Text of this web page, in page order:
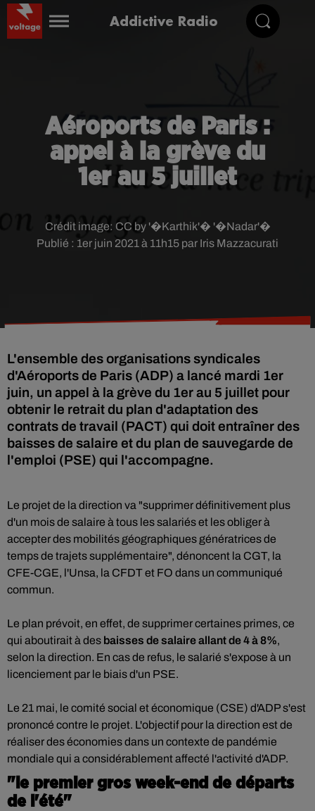
Addictive Radio
Aéroports de Paris :
appel à la grève du
1er au 5 juillet
Publié : 1er juin 2021 à 11h15 par Iris Mazzacurati
Crédit image: CC by '�Karthik'� '�Nadar'�
L'ensemble des organisations syndicales
d'Aéroports de Paris (ADP) a lancé mardi 1er
juin, un appel à la grève du 1er au 5 juillet pour
obtenir le retrait du plan d'adaptation des
contrats de travail (PACT) qui doit entraîner des
baisses de salaire et du plan de sauvegarde de
l'emploi (PSE) qui l'accompagne.
Le projet de la direction va "supprimer définitivement plus
d'un mois de salaire à tous les salariés et les obliger à
accepter des mobilités géographiques génératrices de
temps de trajets supplémentaire", dénoncent la CGT, la
CFE-CGE, l'Unsa, la CFDT et FO dans un communiqué
commun.
Le plan prévoit, en effet, de supprimer certaines primes, ce
qui aboutirait à des baisses de salaire allant de 4 à 8%,
selon la direction. En cas de refus, le salarié s'expose à un
licenciement par le biais d'un PSE.
Le 21 mai, le comité social et économique (CSE) d'ADP s'est
prononcé contre le projet. L'objectif pour la direction est de
réaliser des économies dans un contexte de pandémie
mondiale qui a considérablement affecté l'activité d'ADP.
"le premier gros week-end de départs
de l'été"